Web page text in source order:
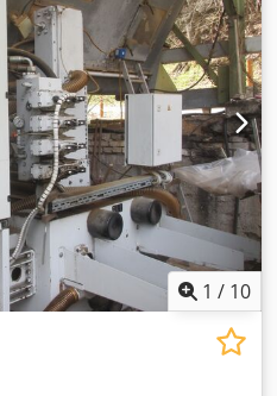
R6 2019, 23.000 ώρες
ευρώ Lignum R6 2019,
τιμή: 59.000 ευρώ Lignum R4
καθαρή τιμή: 59.000 ευρώ
καθαρή τιμή:
ώρες λειτουργίας,
R4 2021, 12.000 ώρες
ευρώ Σε άλλη καταχώρηση
για τα μπρικέτα.
1 / 10